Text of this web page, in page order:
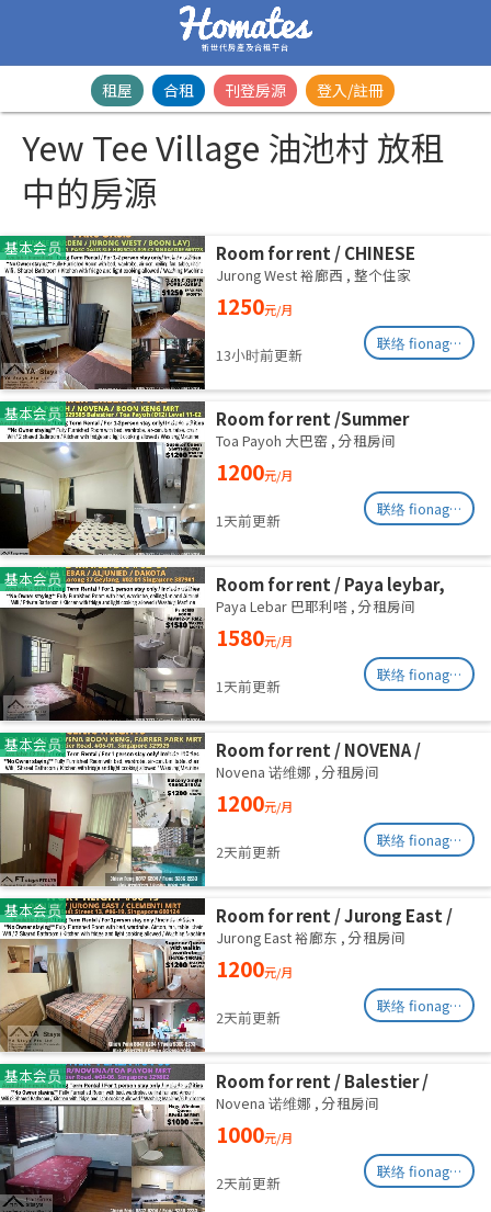
新世代房產及合租平台
租屋 合租 刊登房源 登入/註冊
Yew Tee Village 油池村 放租
中的房源
基本会员
Room for rent / CHINESE
GARDEN / JURONG WEST /
Common room / 1-2 pax stay /
Available Immediately
Jurong West 裕廊西 , 整个住家
1250元/月
13小时前更新
联络 fionag@transinex.com.sg
基本会员
Room for rent /Summer
Green/Common room/1
pax/Available Immediately
Toa Payoh 大巴窑 , 分租房间
1200元/月
1天前更新
联络 fionag@transinex.com.sg
基本会员
Room for rent / Paya leybar,
Dakota / Master room / 1pax
stay / Available 2 Sept
Paya Lebar 巴耶利嗒 , 分租房间
1580元/月
1天前更新
联络 fionag@transinex.com.sg
基本会员
Room for rent / NOVENA /
Common room / 1pax stay /
Available Sept 2
Novena 诺维娜 , 分租房间
1200元/月
2天前更新
联络 fionag@transinex.com.sg
基本会员
Room for rent / Jurong East /
Common room / 1pax stay /
Available 2 Sept
Jurong East 裕廊东 , 分租房间
1200元/月
2天前更新
联络 fionag@transinex.com.sg
基本会员
Room for rent / Balestier /
Common room / 1pax stay /
Available Immediately
Novena 诺维娜 , 分租房间
1000元/月
2天前更新
联络 fionag@transinex.com.sg